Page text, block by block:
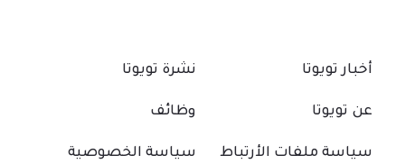
أخبار تويوتا نشرة تويوتا
عن تويوتا وظائف
سياسة ملفات الأرتباط سياسة الخصوصية